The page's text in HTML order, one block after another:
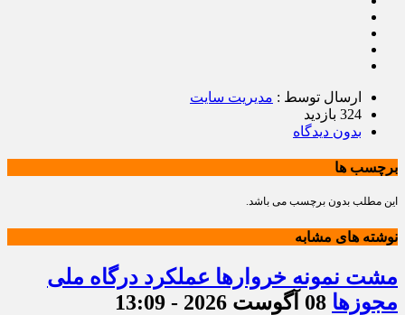
ارسال توسط : مدیریت سایت
324 بازدید
بدون دیدگاه
برچسب ها
این مطلب بدون برچسب می باشد.
نوشته های مشابه
مشت نمونه خروارها عملکرد درگاه ملی
مجوزها 08 آگوست 2026 - 13:09